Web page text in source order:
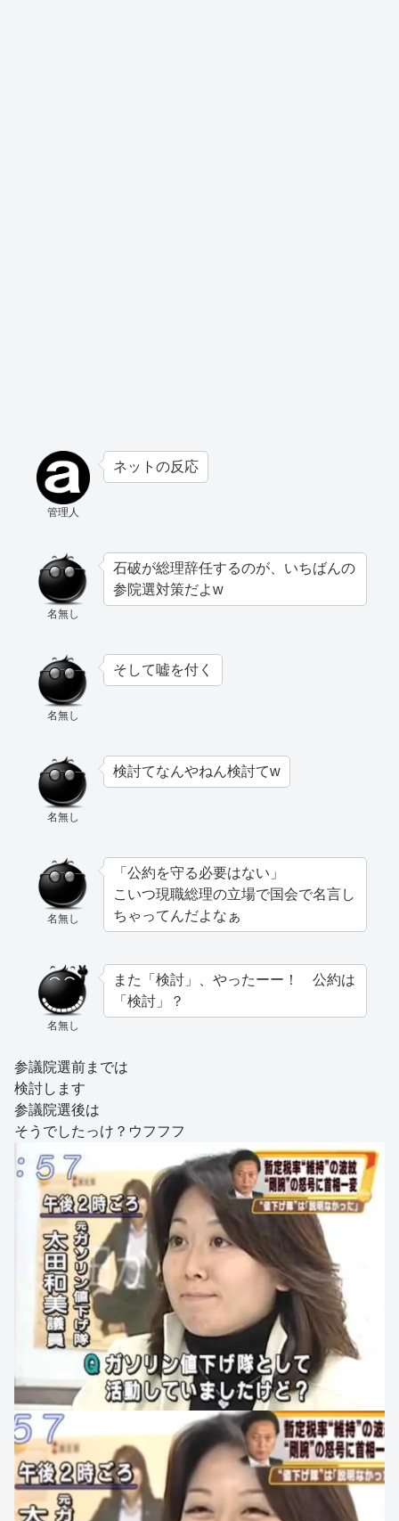
管理人
ネットの反応
名無し
石破が総理辞任するのが、いちばんの
参院選対策だよw
名無し
そして嘘を付く
名無し
検討てなんやねん検討てw
名無し
「公約を守る必要はない」
こいつ現職総理の立場で国会で名言し
ちゃってんだよなぁ
名無し
また「検討」、やったーー！ 公約は
「検討」？
参議院選前までは
検討します
参議院選後は
そうでしたっけ？ウフフフ